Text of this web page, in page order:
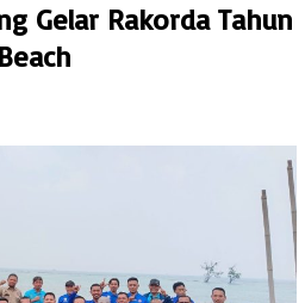
Gelar Rakorda Tahun